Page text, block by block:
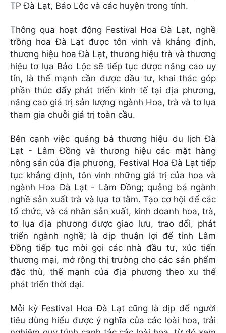
TP Đà Lạt, Bảo Lộc và các huyện trong tỉnh.
Thông qua hoạt động Festival Hoa Đà Lạt, nghề
trồng hoa Đà Lạt được tôn vinh và khẳng định,
thương hiệu hoa Đà Lạt, thương hiệu trà và thương
hiệu tơ lụa Bảo Lộc sẽ tiếp tục được nâng cao uy
tín, là thế mạnh cần được đầu tư, khai thác góp
phần thúc đẩy phát triển kinh tế tại địa phương,
nâng cao giá trị sản lượng ngành Hoa, trà và tơ lụa
tham gia chuỗi giá trị toàn cầu.
Bên cạnh việc quảng bá thương hiệu du lịch Đà
Lạt - Lâm Đồng và thương hiệu các mặt hàng
nông sản của địa phương, Festival Hoa Đà Lạt tiếp
tục khẳng định, tôn vinh những giá trị của hoa và
ngành Hoa Đà Lạt - Lâm Đồng; quảng bá ngành
nghề sản xuất trà và lụa tơ tằm. Tạo cơ hội để các
tổ chức, và cá nhân sản xuất, kinh doanh hoa, trà,
tơ lụa địa phương được giao lưu, trao đổi, phát
triển ngành nghề; là dịp thuận lợi để tỉnh Lâm
Đồng tiếp tục mời gọi các nhà đầu tư, xúc tiến
thương mại, mở rộng thị trường cho các sản phẩm
đặc thù, thế mạnh của địa phương theo xu thế
phát triển thời đại.
Mỗi kỳ Festival Hoa Đà Lạt cũng là dịp để người
tiêu dùng hiểu được ý nghĩa của các loài hoa, trải